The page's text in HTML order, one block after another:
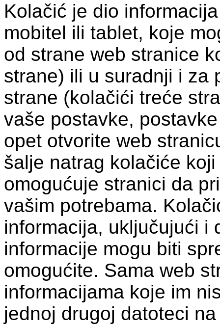
Kolačić je dio
mobitel ili tablet, koje
od strane web stranice
strane) ili u suradnji i za
strane (kolačići treće
vaše postavke,
opet otvorite web
šalje natrag kolačiće
omogućuje stranici da
vašim potrebama.
informacija, uključujući i
informacije mogu biti
omogućite. Sama web
informacijama koje im
jednoj drugoj datoteci